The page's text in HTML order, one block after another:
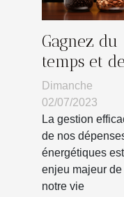
Gagnez du
temps et de
l'argent : les
bénéfices
d'énergie
Dimanche
02/07/2023
La gestion
de nos
énergétiques
enjeu majeur de
notre vie